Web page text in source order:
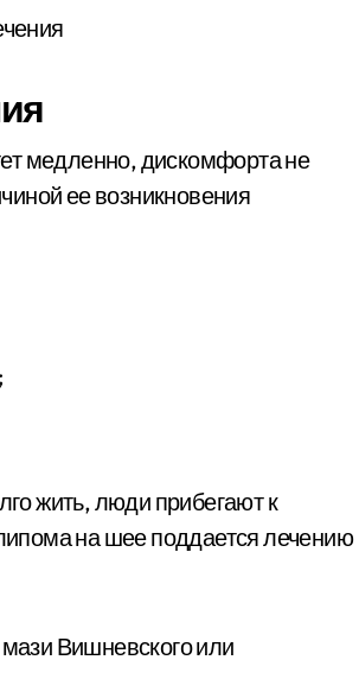
медленно, дискомфорта не
ее возникновения
жить, люди прибегают к
на шее поддается лечению
Вишневского или